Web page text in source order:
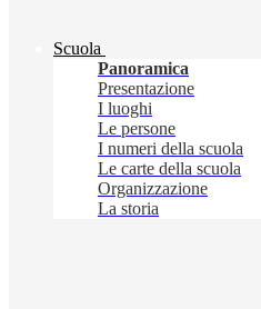
Scuola
Panoramica
Presentazione
I luoghi
Le persone
I numeri della scuola
Le carte della scuola
Organizzazione
La storia